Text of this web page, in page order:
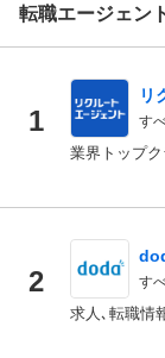
転職エージェン
1
リ
す
業界トップ
2 す
求人､転職情